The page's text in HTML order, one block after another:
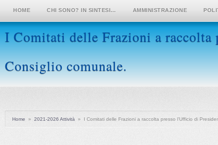
HOME CHI SONO? IN SINTESI… AMMINISTRAZIONE
I Comitati delle Frazioni a raccolta
Consiglio comunale.
Home » 2021-2026 Attività » I Comitati delle Frazioni a raccolta presso l’Ufficio di